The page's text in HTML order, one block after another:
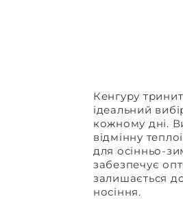
Кенгуру
ідеальний
кожному дні.
відмінну
для осінньо-
забезпечує
залишається
носіння.